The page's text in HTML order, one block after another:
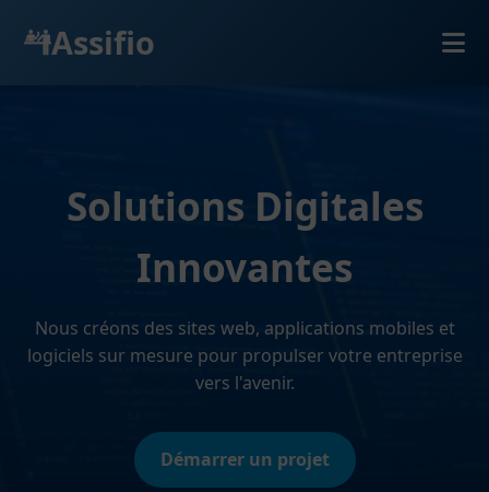
Assifio
Solutions Digitales
Innovantes
Nous créons des sites web, applications mobiles et
logiciels sur mesure pour propulser votre entreprise
vers l'avenir.
Démarrer un projet